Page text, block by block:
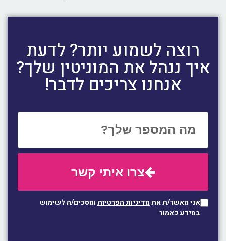
רוצה לשמוע יותר? לדעת
איך ננהל את המוניטין שלך?
אנחנו צריכים לדבר!
צרו איתי קשר
אני מאשר/ת אתמדיניות הפרטיותומסכים/ה לשימוש
במידע כאמור